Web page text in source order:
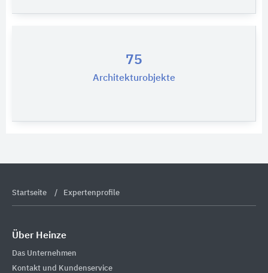
75
Architekturobjekte
Startseite Expertenprofile
Über Heinze
Das Unternehmen
Kontakt und Kundenservice